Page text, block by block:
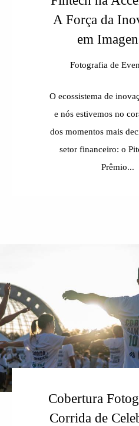
A Força da
em
Fotografia de
O ecossistema de
e nós estivemos no
dos momentos mais
setor financeiro: o
Prêmio...
Cobertura
Corrida de